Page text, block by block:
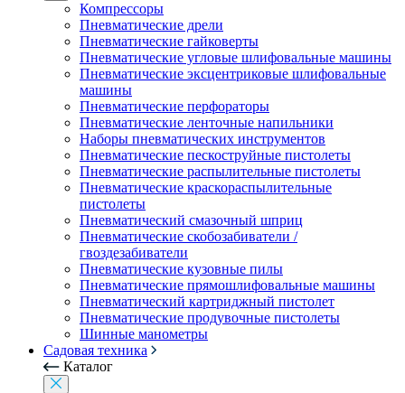
Компрессоры
Пневматические дрели
Пневматические гайковерты
Пневматические угловые шлифовальные машины
Пневматические эксцентриковые шлифовальные
машины
Пневматические перфораторы
Пневматические ленточные напильники
Наборы пневматических инструментов
Пневматические пескоструйные пистолеты
Пневматические распылительные пистолеты
Пневматические краскораспылительные
пистолеты
Пневматический смазочный шприц
Пневматические скобозабиватели /
гвоздезабиватели
Пневматические кузовные пилы
Пневматические прямошлифовальные машины
Пневматический картриджный пистолет
Пневматические продувочные пистолеты
Шинные манометры
Садовая техника
Каталог